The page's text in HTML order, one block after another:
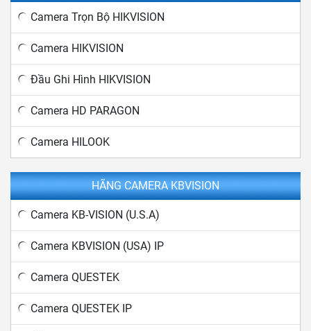
Camera Trọn Bộ HIKVISION
Camera HIKVISION
Đầu Ghi Hình HIKVISION
Camera HD PARAGON
Camera HILOOK
HÃNG CAMERA KBVISION
Camera KB-VISION (U.S.A)
Camera KBVISION (USA) IP
Camera QUESTEK
Camera QUESTEK IP